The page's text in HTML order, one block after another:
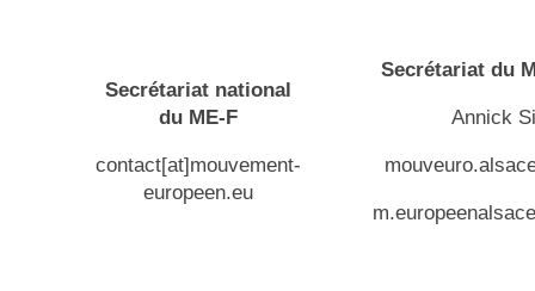
Secrétariat national
du ME-F
contact[at]mouvement-
europeen.eu
Secrétariat du
Annick